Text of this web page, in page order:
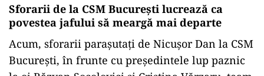
Cristina Neagu.
Nicușor Dan publică declarația de
avere a Mirabelei Grădinaru, chiar în
ziua votului din Senat. Ce a moștenit